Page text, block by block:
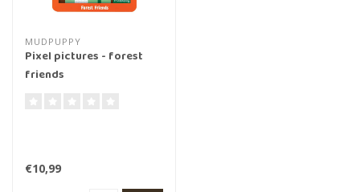
MUDPUPPY
Pixel pictures - forest
friends
€10,99